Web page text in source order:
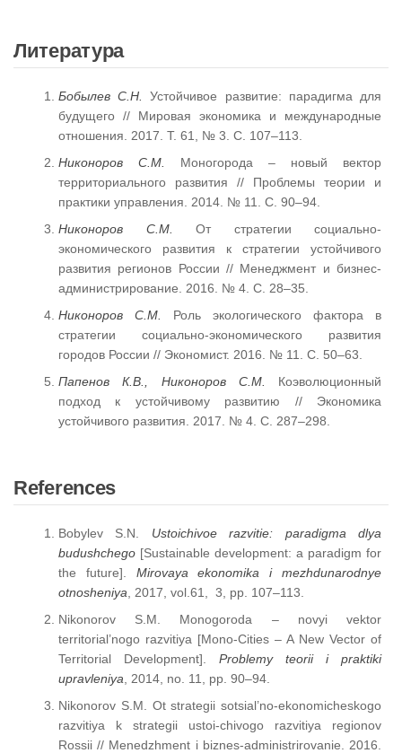
Литература
Бобылев С.Н.
Устойчивое развитие: парадигма для
будущего // Мировая экономика и международные
отношения. 2017. Т. 61, № 3. С. 107–113.
Никоноров С.М.
Моногорода – новый вектор
территориального развития // Проблемы теории и
практики управления. 2014. № 11. С. 90–94.
Никоноров С.М.
От стратегии социально-
экономического развития к стратегии устойчивого
развития регионов России // Менеджмент и бизнес-
администрирование. 2016. № 4. С. 28–35.
Никоноров С.М. Роль экологического фактора в
стратегии социально-экономического развития
городов России // Экономист. 2016. № 11. С. 50–63.
Папенов К.В., Никоноров С.М.
Коэволюционный
подход к устойчивому развитию // Экономика
устойчивого развития. 2017. № 4. С. 287–298.
References
Bobylev S.N. Ustoichivoe razvitie: paradigma dlya
budushchego [Sustainable development: a paradigm for
the future]. Mirovaya ekonomika i mezhdunarodnye
otnosheniya , 2017, vol.61, 3, pp. 107–113.
Nikonorov S.M. Monogoroda – novyi vektor
territorial’nogo razvitiya [Mono-Cities – A New Vector of
Territorial Development]. Problemy teorii i praktiki
upravleniya , 2014, no. 11, pp. 90–94.
Nikonorov S.M. Ot strategii sotsial’no-ekonomicheskogo
razvitiya k strategii ustoi-chivogo razvitiya regionov
Rossii // Menedzhment i biznes-administrirovanie. 2016.